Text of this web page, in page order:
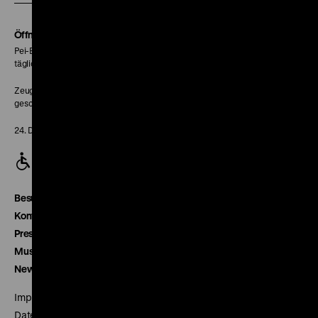
Öffnungszeiten
Pei-Bau:
täglich 10-18 Uhr
Zeughaus:
geschlossen
24. Dezember geschlossen
Besucherservice
Kontakt
Presse
Museumsverein
Newsletter
Impressum
Datenschutz